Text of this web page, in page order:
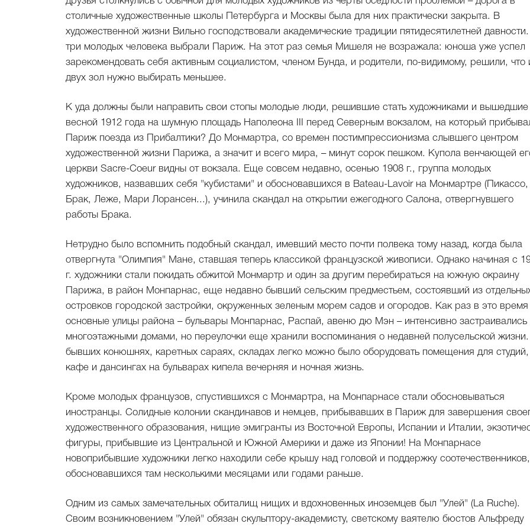
столичные художественные школы Петербурга и Москвы была для них практически закрыта. В
художественной жизни Вильно господствовали академические традиции пятидесятилетней
три молодых человека выбрали Париж. На этот раз семья Мишеля не возражала: юноша уже успел
зарекомендовать себя активным социалистом, членом Бунда, и родители, по-видимому, решили, что
двух зол нужно выбирать меньшее.
К уда должны были направить свои стопы молодые люди, решившие стать художниками и вышедшие
весной 1912 года на шумную площадь Наполеона III перед Северным вокзалом, на который
Париж поезда из Прибалтики? До Монмартра, со времен постимпрессионизма слывшего центром
художественной жизни Парижа, а значит и всего мира, – минут сорок пешком. Купола венчающей
церкви Sacre-Coeur видны от вокзала. Еще совсем недавно, осенью 1908 г., группа молодых
художников, назвавших себя "кубистами" и обосновавшихся в Bateau-Lavoir на Монмартре (Пикассо,
Брак, Леже, Мари Лорансен...), учинила скандал на открытии ежегодного Салона, отвергнувшего
работы Брака.
Нетрудно было вспомнить подобный скандал, имевший место почти полвека тому назад, когда была
отвергнута "Олимпия" Мане, ставшая теперь классикой французской живописи. Однако начиная с
г. художники стали покидать обжитой Монмартр и один за другим перебираться на южную окраину
Парижа, в район Монпарнас, еще недавно бывший сельским предместьем, состоявший из
островков городской застройки, окруженных зеленым морем садов и огородов. Как раз в это время
основные улицы района – бульвары Монпарнас, Распай, авеню дю Мэн – интенсивно застраивались
многоэтажными домами, но переулочки еще хранили воспоминания о недавней полусельской
бывших конюшнях, каретных сараях, складах легко можно было оборудовать помещения для
кафе и дансингах на бульварах кипела вечерняя и ночная жизнь.
Кроме молодых французов, спустившихся с Монмартра, на Монпарнасе стали обосновываться
иностранцы. Солидные колонии скандинавов и немцев, прибывавших в Париж для завершения
художественного образования, нищие эмигранты из Восточной Европы, Испании и Италии,
фигуры, прибывшие из Центральной и Южной Америки и даже из Японии! На Монпарнасе
новоприбывшие художники легко находили себе крышу над головой и поддержку соотечественников,
обосновавшихся там несколькими месяцами или годами раньше.
Одним из самых замечательных обиталищ нищих и вдохновенных иноземцев был "Улей" (La Ruche).
Своим возникновением "Улей" обязан скульптору-академисту, светскому ваятелю бюстов Альфреду